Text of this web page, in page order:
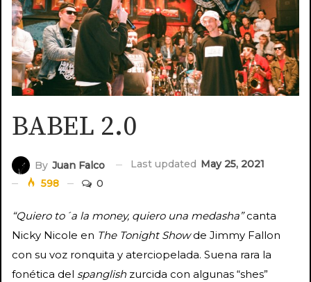
BABEL 2.0
By Juan Falco Last updated May 25, 2021
598
0
“Quiero to´a la money, quiero una medasha”canta
Nicky Nicole en The Tonight Showde Jimmy Fallon
con su voz ronquita y aterciopelada. Suena rara la
fonética del spanglish zurcida con algunas “shes”